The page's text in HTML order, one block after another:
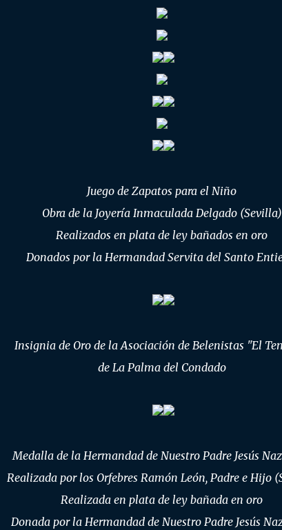
Juego de Zapatos para el Niño
Obra de la Joyería Inmaculada Delgado (Sevilla)
Realizados en plata de ley bañados en oro
Donados por la Hermandad Servita del Santo
Insignia de Oro de la Asociación de Belenistas "El
de La Palma del Condado
Medalla de la Hermandad de Nuestro Padre Jesús
Realizada por los Orfebres Ramón León, Padre e Hijo
Realizada en plata de ley bañada en oro
Donada por la Hermandad de Nuestro Padre Jesús